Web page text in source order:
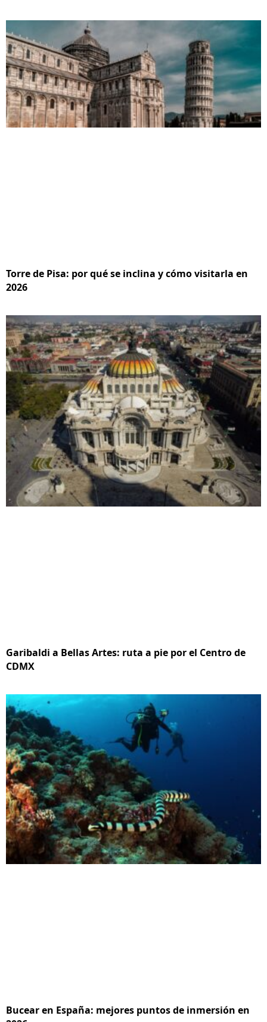
Torre de Pisa: por qué se inclina y cómo visitarla en
2026
Garibaldi a Bellas Artes: ruta a pie por el Centro de
CDMX
Bucear en España: mejores puntos de inmersión en